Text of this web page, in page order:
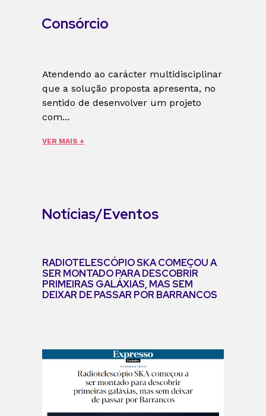
Consórcio
Atendendo ao carácter multidisciplinar
que a solução proposta apresenta, no
sentido de desenvolver um projeto
com...
VER MAIS +
Notícias/Eventos
RADIOTELESCÓPIO SKA COMEÇOU A
SER MONTADO PARA DESCOBRIR
PRIMEIRAS GALÁXIAS, MAS SEM
DEIXAR DE PASSAR POR BARRANCOS